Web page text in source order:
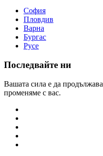
София
Пловдив
Варна
Бургас
Русе
Последвайте ни
Вашата сила е да
променяме с вас.